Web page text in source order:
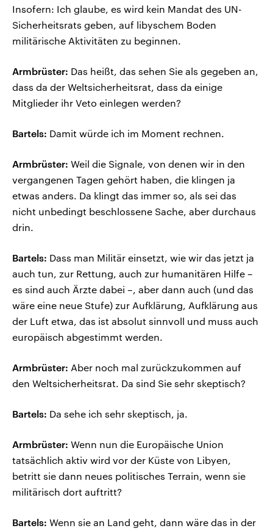
Insofern: Ich glaube, es wird kein Mandat des UN-
Sicherheitsrats geben, auf libyschem Boden
militärische Aktivitäten zu beginnen.
Armbrüster: Das heißt, das sehen Sie als gegeben an,
dass da der Weltsicherheitsrat, dass da einige
Mitglieder ihr Veto einlegen werden?
Bartels: Damit würde ich im Moment rechnen.
Armbrüster: Weil die Signale, von denen wir in den
vergangenen Tagen gehört haben, die klingen ja
etwas anders. Da klingt das immer so, als sei das
nicht unbedingt beschlossene Sache, aber durchaus
drin.
Bartels: Dass man Militär einsetzt, wie wir das jetzt ja
auch tun, zur Rettung, auch zur humanitären Hilfe –
es sind auch Ärzte dabei –, aber dann auch (und das
wäre eine neue Stufe) zur Aufklärung, Aufklärung aus
der Luft etwa, das ist absolut sinnvoll und muss auch
europäisch abgestimmt werden.
Armbrüster: Aber noch mal zurückzukommen auf
den Weltsicherheitsrat. Da sind Sie sehr skeptisch?
Bartels: Da sehe ich sehr skeptisch, ja.
Armbrüster: Wenn nun die Europäische Union
tatsächlich aktiv wird vor der Küste von Libyen,
betritt sie dann neues politisches Terrain, wenn sie
militärisch dort auftritt?
Bartels: Wenn sie an Land geht, dann wäre das in der